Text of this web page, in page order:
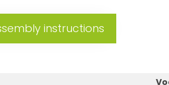
instructions